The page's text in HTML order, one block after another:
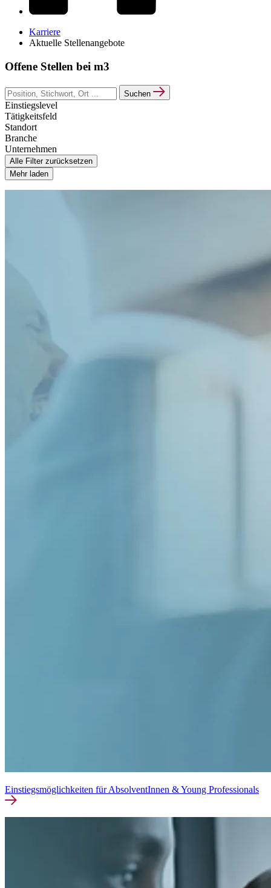
Karriere
Aktuelle Stellenangebote
Offene Stellen bei m3
Suchen
Einstiegslevel
Tätigkeitsfeld
Standort
Branche
Unternehmen
Alle Filter zurücksetzen
Mehr laden
Einstiegsmöglichkeiten für AbsolventInnen & Young Professionals